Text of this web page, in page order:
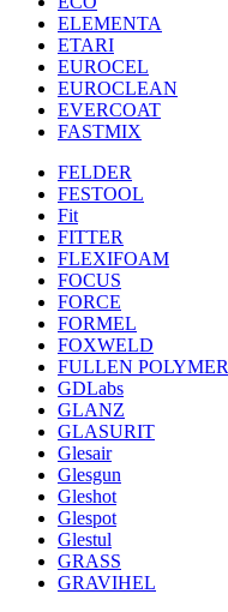
ELEMENTA
ETARI
EUROCEL
EUROCLEAN
EVERCOAT
FASTMIX
FELDER
FESTOOL
Fit
FITTER
FLEXIFOAM
FOCUS
FORCE
FORMEL
FOXWELD
FULLEN POLYMER
GDLabs
GLANZ
GLASURIT
Glesair
Glesgun
Gleshot
Glespot
Glestul
GRASS
GRAVIHEL